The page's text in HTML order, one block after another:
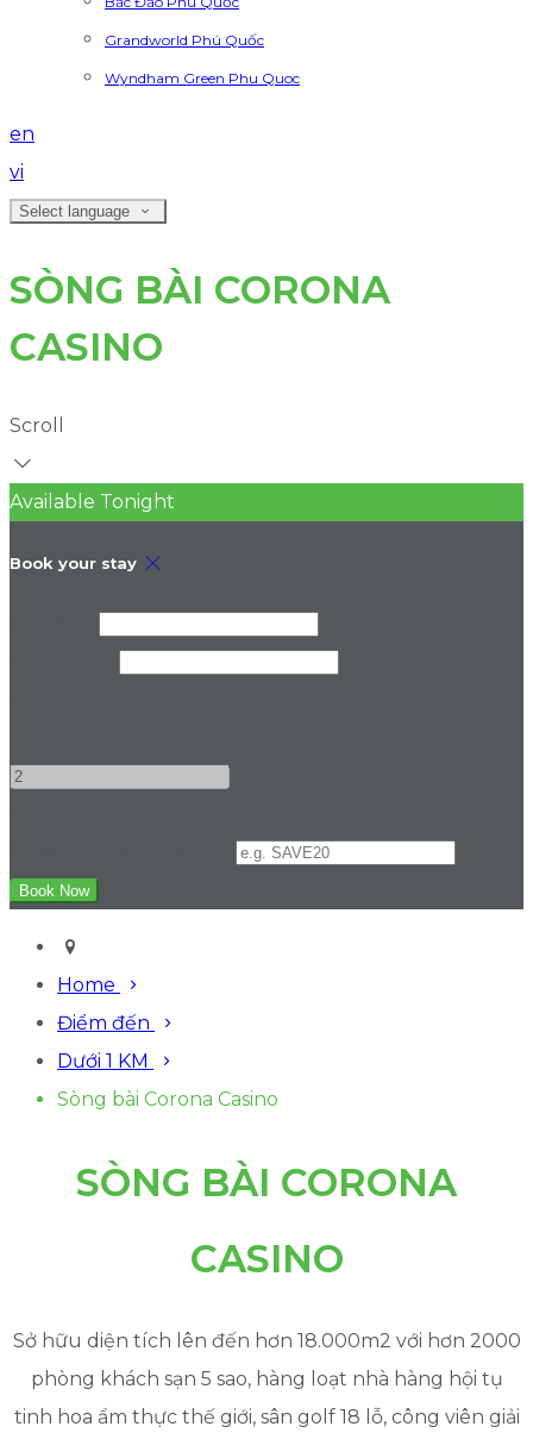
Grandworld Phú Quốc
Wyndham Green Phu Quoc
en
vi
Select language
SÒNG BÀI CORONA
CASINO
Scroll
Available Tonight
Book your stay
Home
Điểm đến
Dưới 1 KM
Sòng bài Corona Casino
SÒNG BÀI CORONA
CASINO
Sở hữu diện tích lên đến hơn 18.000m2 với hơn 2000
phòng khách sạn 5 sao, hàng loạt nhà hàng hội tụ
tinh hoa ẩm thực thế giới, sân golf 18 lỗ, công viên giải